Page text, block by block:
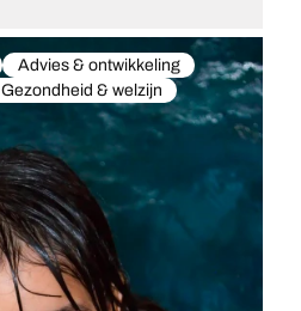
Advies & ontwikkeling
Gezondheid & welzijn